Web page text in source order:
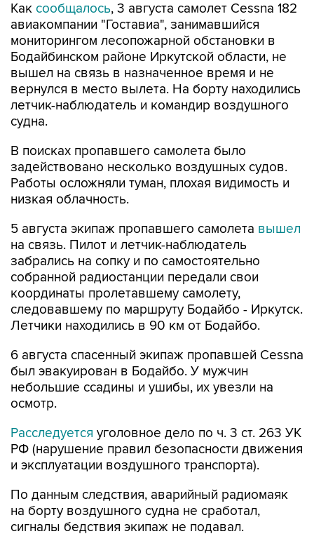
Как сообщалось, 3 августа самолет Cessna 182
авиакомпании "Гоставиа", занимавшийся
мониторингом лесопожарной обстановки в
Бодайбинском районе Иркутской области, не
вышел на связь в назначенное время и не
вернулся в место вылета. На борту находились
летчик-наблюдатель и командир воздушного
судна.
В поисках пропавшего самолета было
задействовано несколько воздушных судов.
Работы осложняли туман, плохая видимость и
низкая облачность.
5 августа экипаж пропавшего самолета вышел
на связь. Пилот и летчик-наблюдатель
забрались на сопку и по самостоятельно
собранной радиостанции передали свои
координаты пролетавшему самолету,
следовавшему по маршруту Бодайбо - Иркутск.
Летчики находились в 90 км от Бодайбо.
6 августа спасенный экипаж пропавшей Cessna
был эвакуирован в Бодайбо. У мужчин
небольшие ссадины и ушибы, их увезли на
осмотр.
Расследуется уголовное дело по ч. 3 ст. 263 УК
РФ (нарушение правил безопасности движения
и эксплуатации воздушного транспорта).
По данным следствия, аварийный радиомаяк
на борту воздушного судна не сработал,
сигналы бедствия экипаж не подавал.